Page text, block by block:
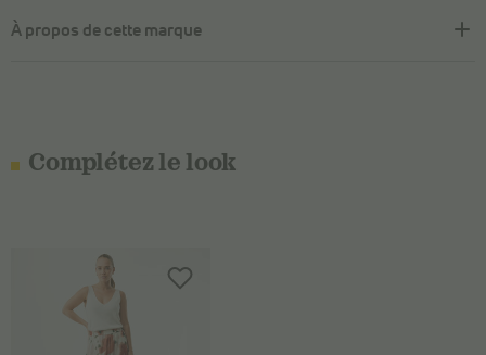
À propos de cette marque
Complétez le look